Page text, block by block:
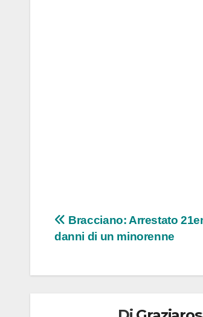
Navigazione
Bracciano: Arrestato
danni di un minorenne